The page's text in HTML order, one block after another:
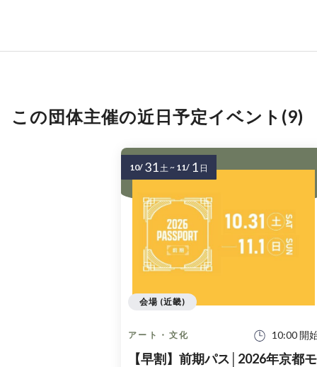
この団体主催の近日予定イベント(9)
アート・文化 10:00 開
【早割】前期パス│2026年京都モ
会場 (近畿)
10/ 31土~ 11/ 1 日